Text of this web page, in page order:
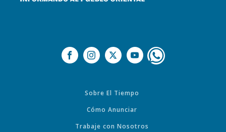
Sobre El Tiempo
Cómo Anunciar
Trabaje con Nosotros